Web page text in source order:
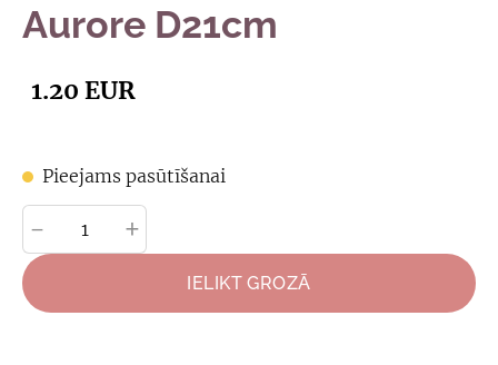
Aurore D21cm
1.20 EUR
Pieejams pasūtīšanai
- +
IELIKT GROZĀ